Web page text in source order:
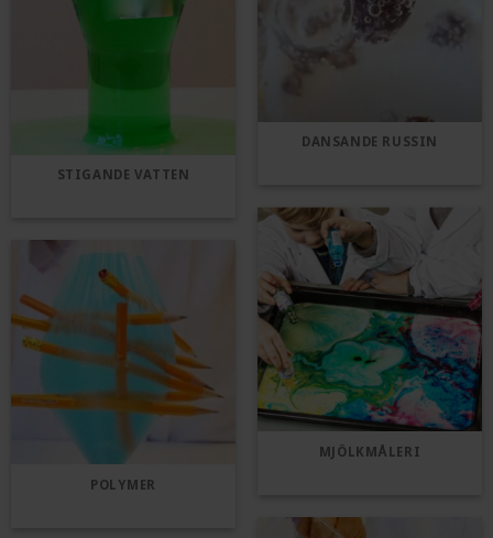
DANSANDE RUSSIN
STIGANDE VATTEN
MJÖLKMÅLERI
POLYMER